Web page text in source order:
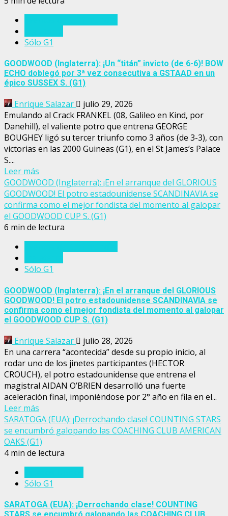
Sólo G1
GOODWOOD (Inglaterra): ¡Un “titán” invicto (de 6-6)! BOW
ECHO doblegó por 3ª vez consecutiva a GSTAAD en un
épico SUSSEX S. (G1)
Enrique Salazar
julio 29, 2026
Emulando al Crack FRANKEL (08, Galileo en Kind, por
Danehill), el valiente potro que entrena GEORGE
BOUGHEY ligó su tercer triunfo como 3 años (de 3-3), con
victorias en las 2000 Guineas (G1), en el St James’s Palace
S....
Leer más
GOODWOOD (Inglaterra): ¡En el arranque del GLORIOUS
GOODWOOD! El potro estadounidense SCANDINAVIA se
confirma como el mejor fondista del momento al galopar
el GOODWOOD CUP S. (G1)
6 min de lectura
Sólo G1
GOODWOOD (Inglaterra): ¡En el arranque del GLORIOUS
GOODWOOD! El potro estadounidense SCANDINAVIA se
confirma como el mejor fondista del momento al galopar
el GOODWOOD CUP S. (G1)
Enrique Salazar
julio 28, 2026
En una carrera “acontecida” desde su propio inicio, al
rodar uno de los jinetes participantes (HECTOR
CROUCH), el potro estadounidense que entrena el
magistral AIDAN O’BRIEN desarrolló una fuerte
aceleración final, imponiéndose por 2° año en fila en el...
Leer más
SARATOGA (EUA): ¡Derrochando clase! COUNTING STARS
se encumbró galopando las COACHING CLUB AMERICAN
OAKS (G1)
4 min de lectura
Sólo G1
SARATOGA (EUA): ¡Derrochando clase! COUNTING